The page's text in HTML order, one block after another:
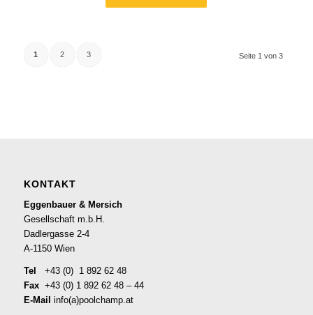
Seite 1 von 3
1 2 3
KONTAKT
Eggenbauer & Mersich
Gesellschaft m.b.H.
Dadlergasse 2-4
A-1150 Wien
Tel
+43 (0) 1 892 62 48
Fax+43 (0) 1 892 62 48 – 44
E-Mail info(a)poolchamp.at